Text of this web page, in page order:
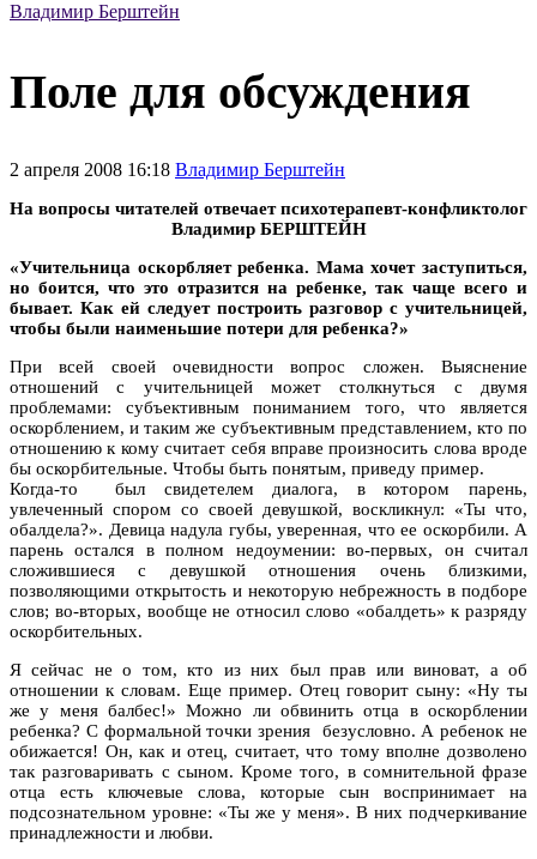
Владимир Берштейн
Поле для обсуждения
2 апреля 2008 16:18 Владимир Берштейн
На вопросы читателей отвечает психотерапевт-конфликтолог
Владимир БЕРШТЕЙН
«Учительница оскорбляет ребенка. Мама хочет заступиться,
но боится, что это отразится на ребенке, так чаще всего и
бывает. Как ей следует построить разговор с учительницей,
чтобы были наименьшие потери для ребенка?»
При всей своей очевидности вопрос сложен. Выяснение
отношений с учительницей может столкнуться с двумя
проблемами: субъективным пониманием того, что является
оскорблением, и таким же субъективным представлением, кто по
отношению к кому считает себя вправе произносить слова вроде
бы оскорбительные. Чтобы быть понятым, приведу пример.
Когда-то был свидетелем диалога, в котором парень,
увлеченный спором со своей девушкой, воскликнул: «Ты что,
обалдела?». Девица надула губы, уверенная, что ее оскорбили. А
парень остался в полном недоумении: во-первых, он считал
сложившиеся с девушкой отношения очень близкими,
позволяющими открытость и некоторую небрежность в подборе
слов; во-вторых, вообще не относил слово «обалдеть» к разряду
оскорбительных.
Я сейчас не о том, кто из них был прав или виноват, а об
отношении к словам. Еще пример. Отец говорит сыну: «Ну ты
же у меня балбес!» Можно ли обвинить отца в оскорблении
ребенка? С формальной точки зрения безусловно. А ребенок не
обижается! Он, как и отец, считает, что тому вполне дозволено
так разговаривать с сыном. Кроме того, в сомнительной фразе
отца есть ключевые слова, которые сын воспринимает на
подсознательном уровне: «Ты же у меня». В них подчеркивание
принадлежности и любви.